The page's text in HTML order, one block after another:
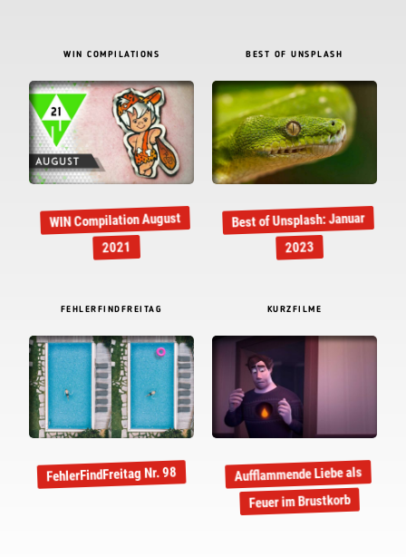
WIN COMPILATIONS
WIN Compilation August
2021
BEST OF UNSPLASH
Best of Unsplash: Januar
2023
FEHLERFINDFREITAG
FehlerFindFreitag Nr. 98
KURZFILME
Aufflammende Liebe als
Feuer im Brustkorb